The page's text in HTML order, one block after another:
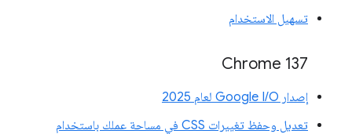
تسهيل الاستخدام
‫Chrome 137
إصدار Google I/O لعام 2025
تعديل وحفظ تغييرات CSS في مساحة عملك باستخدام